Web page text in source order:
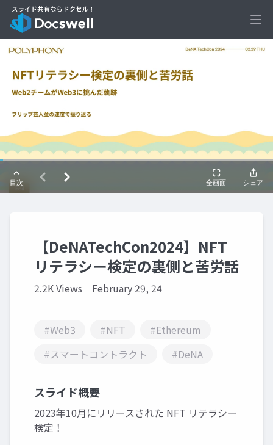
【DeNATechCon2024】NFT
リテラシー検定の裏側と苦労話
2.2K Views February 29, 24
#Web3 #NFT
#Ethereum
#スマートコントラクト
#DeNA
スライド概要
2023年10月にリリースされた NFT リテラシー
検定！